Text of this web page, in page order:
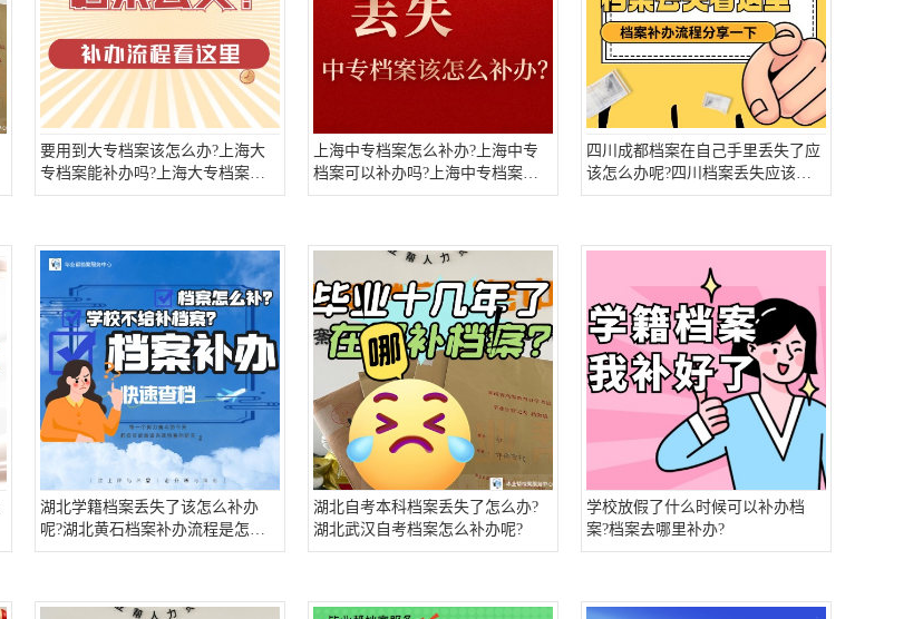
要用到大专档案该怎么办?上海大
专档案能补办吗?上海大专档案该
怎么补办呢?
上海中专档案怎么补办?上海中专
档案可以补办吗?上海中专档案补
不了怎么办?
四川成都档案在自己手里丢失了应
该怎么办呢?四川档案丢失应该怎
么补办?
湖北学籍档案丢失了该怎么补办
呢?湖北黄石档案补办流程是怎样
的?
湖北自考本科档案丢失了怎么办?
湖北武汉自考档案怎么补办呢?
学校放假了什么时候可以补办档
案?档案去哪里补办?